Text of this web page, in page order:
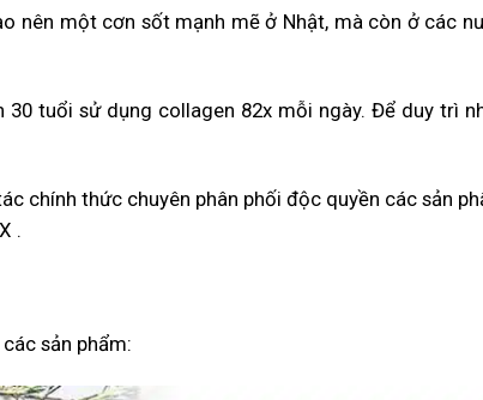
nên một cơn sốt mạnh mẽ ở Nhật, mà còn ở các
tuổi sử dụng collagen 82x mỗi ngày. Để duy trì
chính thức chuyên phân phối độc quyền các sản
.
sản phẩm: